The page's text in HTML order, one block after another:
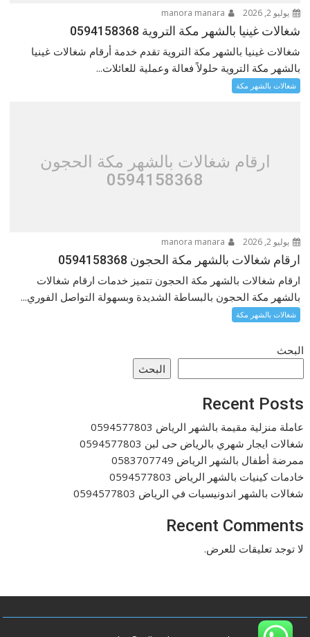
يوليو 2, 2026
شغالات غينيا بالشهر مكة التروية 0594158368
شغالات غينيا بالشهر مكة التروية تقدم خدمة أرقام شغالات غينيا
بالشهر مكة التروية حلولاً فعالة وعملية للعائلات...
شغالات بالشهر مكة
ارقام شغالات بالشهر مكة الحجون
0594158368
يوليو 2, 2026
ارقام شغالات بالشهر مكة الحجون 0594158368
ارقام شغالات بالشهر مكة الحجون تتميز خدمات ارقام شغالات
بالشهر مكة الحجون بالبساطة الشديدة وبسهولة التواصل الفوري...
شغالات بالشهر مكة
البحث
البحث
Recent Posts
عاملة منزلية مقيمة بالشهر الرياض 0594577803
شغالات ايجار شهري بالرياض حى لبن 0594577803
ممرضة أطفال بالشهر الرياض 0583707749
خادمات كينيات بالشهر الرياض 0594577803
شغالات بالشهر اندونيسيات في الرياض 0594577803
Recent Comments
لا توجد تعليقات للعرض.